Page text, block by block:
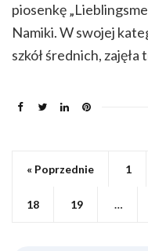
piosenkę
Namiki. W swojej
szkół średnich,
« Poprzednie 1
18 19 …